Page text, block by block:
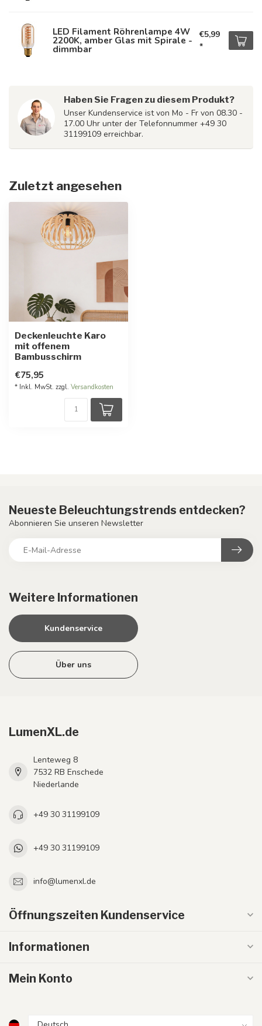
LED Filament Röhrenlampe 4W
2200K, amber Glas mit Spirale -
dimmbar
€5,99
*
Haben Sie Fragen zu diesem Produkt?
Unser Kundenservice ist von Mo - Fr von 08.30 -
17.00 Uhr unter der Telefonnummer +49 30
31199109 erreichbar.
Zuletzt angesehen
Deckenleuchte Karo
mit offenem
Bambusschirm
€75,95
* Inkl. MwSt. zzgl. Versandkosten
Weitere Informationen
Kundenservice
Über uns
Neueste Beleuchtungstrends entdecken?
Abonnieren Sie unseren Newsletter
LumenXL.de
Lenteweg 8
7532 RB Enschede
Niederlande
+49 30 31199109
+49 30 31199109
info@lumenxl.de
Öffnungszeiten Kundenservice
Informationen
Mein Konto